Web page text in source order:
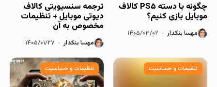
چگونه با دسته PS۵ کالاف
موبایل بازی کنیم؟
مهسا بنکدار ۱۴۰۵/۰۳/۰۲
ترجمه سنسیویتی کالاف
دیوتی موبایل + تنظیمات
مخصوص به آن
مهسا بنکدار ۱۴۰۵/۰۱/۲۷
تنظیمات و حساسیت تنظیمات و حساسیت